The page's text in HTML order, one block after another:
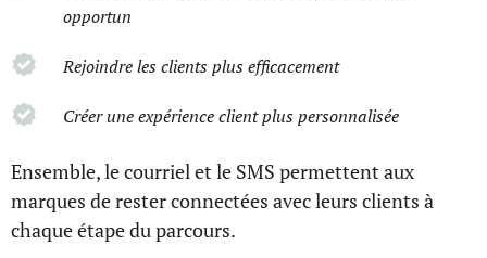
opportun
Rejoindre les clients plus efficacement
Créer une expérience client plus personnalisée
Ensemble, le courriel et le SMS permettent aux
marques de rester connectées avec leurs clients à
chaque étape du parcours.